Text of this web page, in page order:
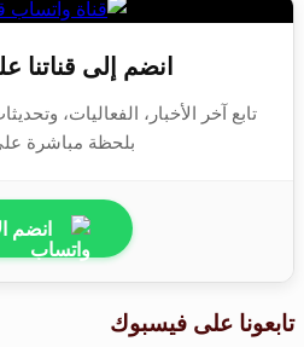
انضم إلى قناتنا
تابع آخر الأخبار، الفعاليات،
بلحظة مباشرة
انضم
تابعونا على فيسبوك